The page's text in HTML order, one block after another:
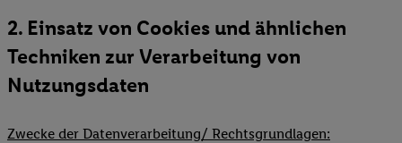
2. Einsatz von Cookies und ähnlichen
Techniken zur Verarbeitung von
Nutzungsdaten
Zwecke der Datenverarbeitung/ Rechtsgrundlagen: